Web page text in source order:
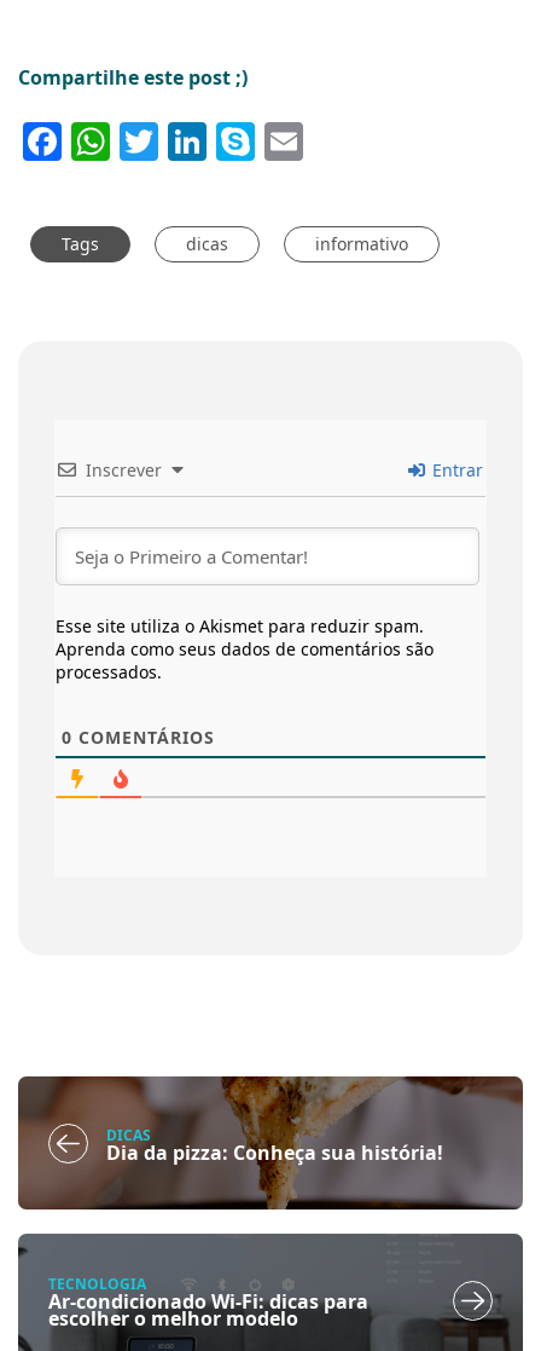
Compartilhe este post ;)
Facebook
WhatsApp
Twitter
LinkedIn
Skype
Tags dicas informativo
Inscrever Entrar
Esse site utiliza o Akismet para reduzir spam.
Aprenda como seus dados de comentários são
processados.
0 COMENTÁRIOS
DICAS
Dia da pizza: Conheça sua história!
TECNOLOGIA
Ar-condicionado Wi-Fi: dicas para
escolher o melhor modelo